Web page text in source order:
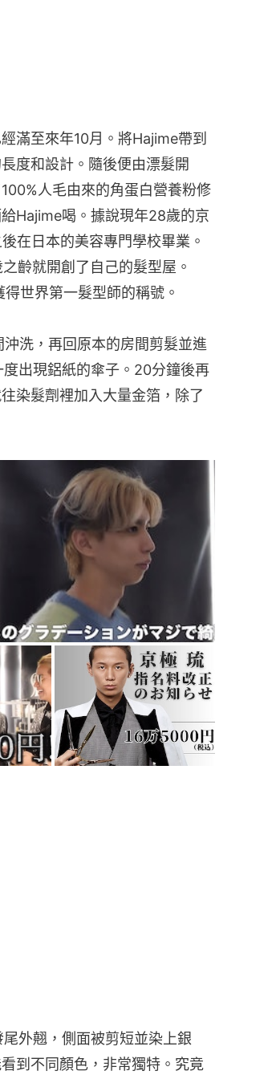
滿至來年10月。將Hajime帶到
度和設計。隨後便由漂髮開
人毛由來的角蛋白營養粉修
Hajime喝。據說現年28歲的京
在日本的美容專門學校畢業。
齡就開創了自己的髮型屋。
世界第一髮型師的稱號。
洗，再回原本的房間剪髮並進
出現鋁紙的傘子。20分鐘後再
染髮劑裡加入大量金箔，除了
外翹，側面被剪短並染上銀
到不同顏色，非常獨特。究竟